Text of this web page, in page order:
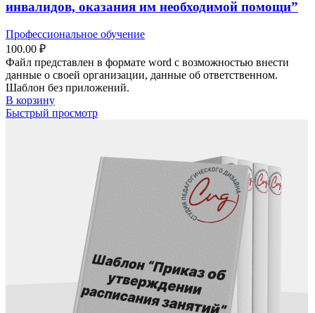
инвалидов, оказания им необходимой помощи”
Профессиональное обучение
100.00 ₽
Файл представлен в формате word с возможностью внести
данные о своей организации, данные об ответственном.
Шаблон без приложений.
В корзину
Быстрый просмотр